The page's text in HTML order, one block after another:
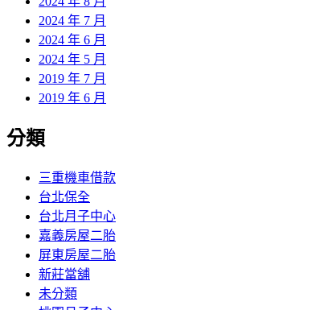
2024 年 7 月
2024 年 6 月
2024 年 5 月
2019 年 7 月
2019 年 6 月
分類
三重機車借款
台北保全
台北月子中心
嘉義房屋二胎
屏東房屋二胎
新莊當舖
未分類